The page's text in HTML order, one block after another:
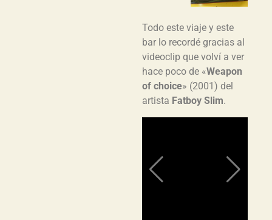
Todo este viaje y este
bar lo recordé gracias al
videoclip que volví a ver
hace poco de «Weapon
of choice» (2001) del
artista Fatboy Slim.